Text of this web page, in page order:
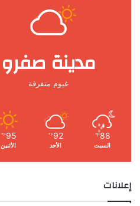
مدينة صفرو
غيوم متفرقة
88
℉
السبت
92
℉
الأحد
95
℉
الأثنين
إعلانات